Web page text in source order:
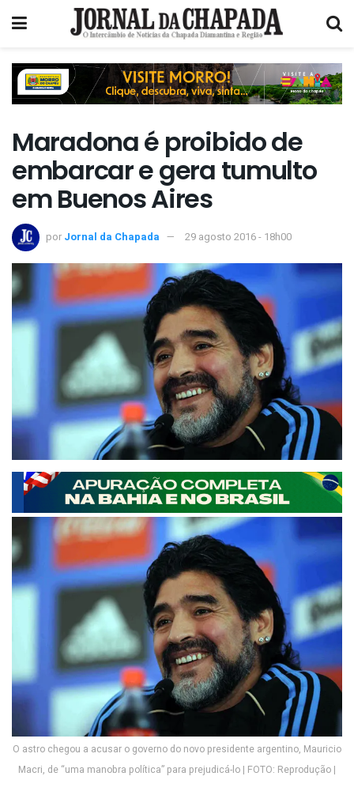
Maradona é proibido de
embarcar e gera tumulto
em Buenos Aires
por Jornal da Chapada 29 agosto 2016 - 18h00
O astro chegou a acusar o governo do novo presidente argentino, Mauricio
Macri, de “uma manobra política” para prejudicá-lo | FOTO: Reprodução |